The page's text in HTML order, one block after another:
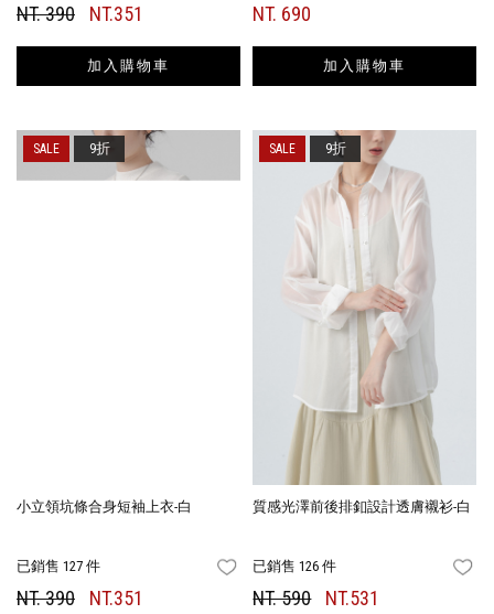
NT. 390 NT.351
加入購物車
NT. 690
加入購物車
小立領坑條合身短袖上衣-白
已銷售 127 件 FAVORITES
NT. 390 NT.351
9折
質感光澤前後排釦設計透膚襯衫-白
已銷售 126 件
NT. 590 NT.531
9折